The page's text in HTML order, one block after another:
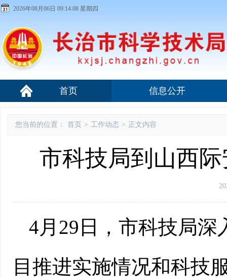
2026年08月06日 09:14:08 星期四
首页 信息公开
您当前的位置： 首页 > 工作动态 > 正文内容
市科技局到山西
4月29日，市科技局
目推进实施情况和科技